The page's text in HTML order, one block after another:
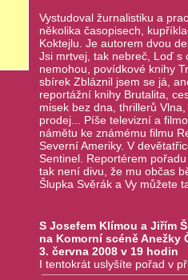
Vystudoval žurnalistiku a
několika časopisech,
Koktejlu. Je autorem dvou
Jsi mrtvej, tak nebreč, Loď s
nemohou, povídkové knihy
sbírek Zbláznil jsem se já,
reportážní knihy Brutalita,
misek bez dna, thrillerů
prodej... Píše televizní a
námětu ke známému filmu
Severní Ameriky. V
Sentinel. Reportérem
tak není divu, že mu občas
Šlupka Svěrák a Vy můžete
S Josefem Klímou a Jiřím
na Komorní scéně Anežky
3. června 2008 v 19 hodin
I tentokrát uslyšíte pořad v